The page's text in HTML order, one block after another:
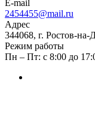
E-mail
2454455@mail.ru
Адрес
344068, г. Ростов-
Режим работы
Пн – Пт: с 8:00 до